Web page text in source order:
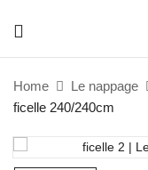
Home Le nappage
ficelle 240/240cm